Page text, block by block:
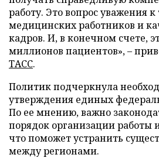
работу. Это вопрос уважения к
медицинских работников и
кадров. И, в конечном счете,
миллионов пациентов», –
ТАСС.
Политик подчеркнула
утверждения единых
По ее мнению, важно
порядок организации работы
что поможет устранить
между регионами.